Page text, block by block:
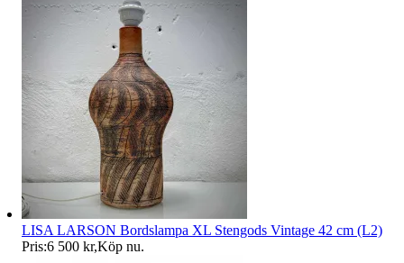
LISA LARSON Bordslampa XL Stengods Vintage 42 cm (L2)
Pris:6 500 kr,Köp nu.